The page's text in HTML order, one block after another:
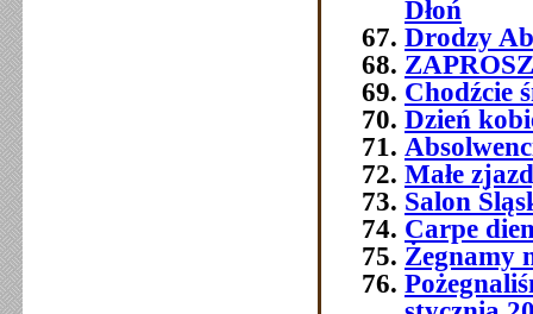
Dłoń
Drodzy
Chodźcie
Dzień
Małe
Salon
Carpe
Żegnamy